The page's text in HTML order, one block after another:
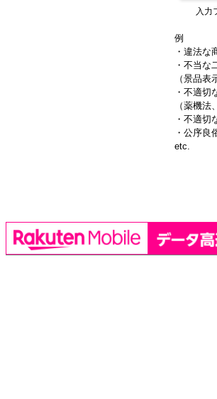
入力
例
・違法な
・不当な
（景品表
・不適切
（薬機法
・不適切
・公序良
etc.